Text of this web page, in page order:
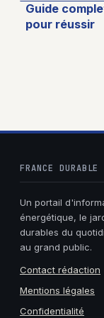
Guide
pour réussir
FRANCE DURABLE
Un portail
énergétique, le
durables du
au grand public.
Contact rédaction
Mentions légales
Confidentialité